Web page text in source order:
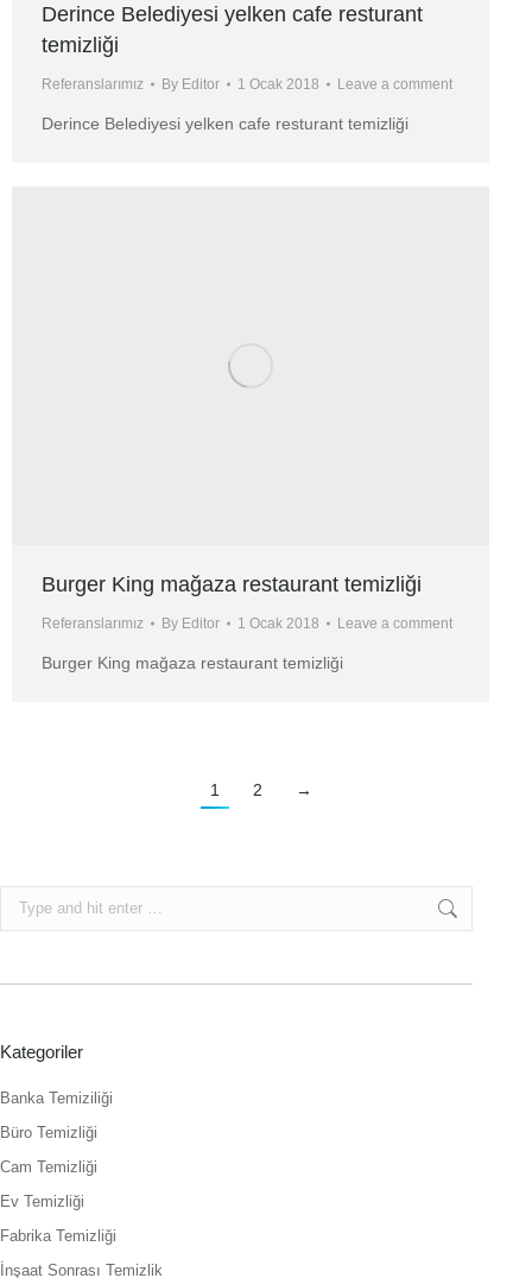
Derince Belediyesi yelken cafe resturant
temizliği
Referanslarımız By Editor 1 Ocak 2018 Leave a comment
Derince Belediyesi yelken cafe resturant temizliği
Burger King mağaza restaurant temizliği
Referanslarımız By Editor 1 Ocak 2018 Leave a comment
Burger King mağaza restaurant temizliği
1 2 →
Search:
Kategoriler
Banka Temiziliği
Büro Temizliği
Cam Temizliği
Ev Temizliği
Fabrika Temizliği
İnşaat Sonrası Temizlik